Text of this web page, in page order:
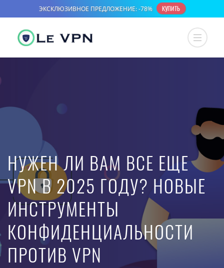
НУЖЕН ЛИ ВАМ ВСЕ ЕЩЕ
VPN В 2025 ГОДУ? НОВЫЕ
ИНСТРУМЕНТЫ
КОНФИДЕНЦИАЛЬНОСТИ
ПРОТИВ VPN